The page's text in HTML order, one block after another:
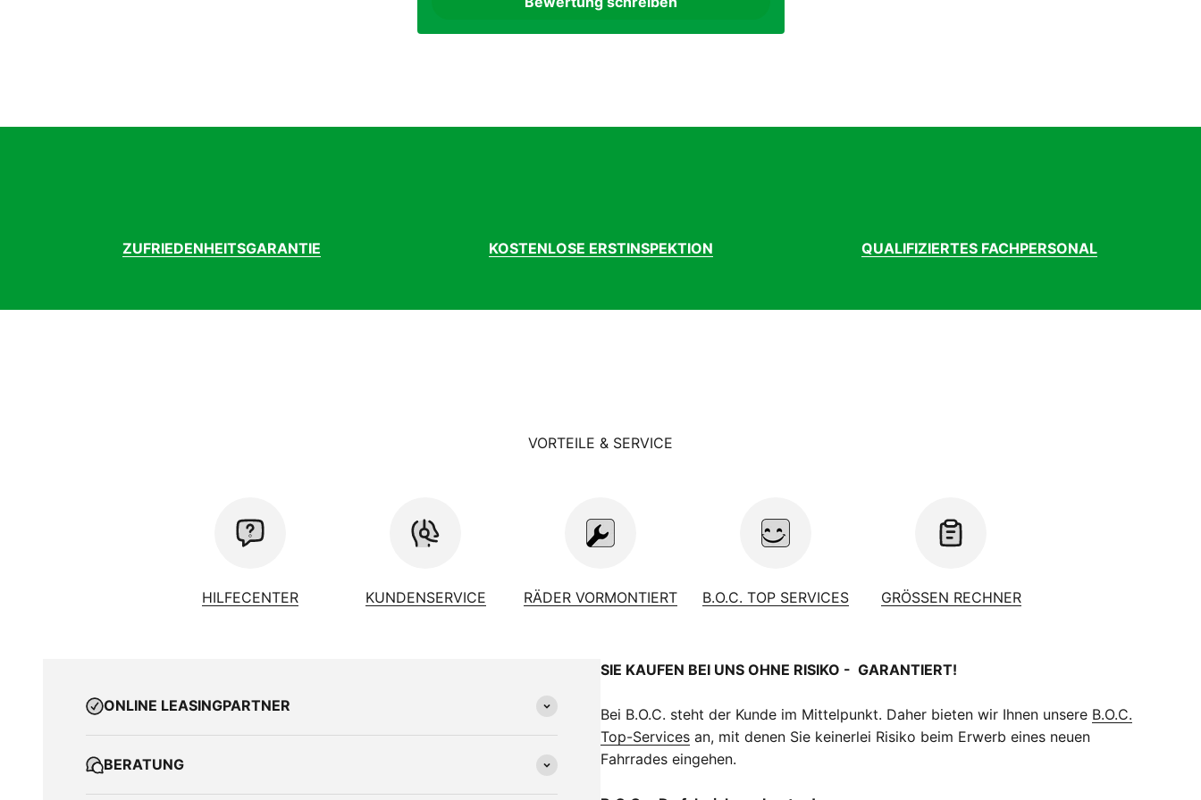
ZUFRIEDENHEITSGARANTIE KOSTENLOSE ERSTINSPEKTION QUALIFIZIERTES FACHPERSONAL
VORTEILE & SERVICE
HILFECENTER KUNDENSERVICE RÄDER VORMONTIERT B.O.C. TOP SERVICES GRÖSSEN RECHNER
SIE KAUFEN BEI UNS OHNE RISIKO - GARANTIERT!
Bei B.O.C. steht der Kunde im Mittelpunkt. Daher bieten wir Ihnen unsere B.O.C.
Top-Services an, mit denen Sie keinerlei Risiko beim Erwerb eines neuen
Fahrrades eingehen.
ONLINE LEASINGPARTNER
BERATUNG